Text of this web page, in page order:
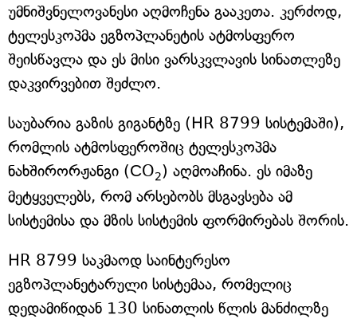
უმნიშვნელოვანესი აღმოჩენა გააკეთა. კერძოდ,
ტელესკოპმა ეგზოპლანეტის ატმოსფერო
შეისწავლა და ეს მისი ვარსკვლავის სინათლეზე
დაკვირვებით შეძლო.
საუბარია გაზის გიგანტზე (HR 8799 სისტემაში),
რომლის ატმოსფეროშიც ტელესკოპმა
ნახშირორჟანგი (СO2) აღმოაჩინა. ეს იმაზე
მეტყველებს, რომ არსებობს მსგავსება ამ
სისტემისა და მზის სისტემის ფორმირებას შორის.
HR 8799 საკმაოდ საინტერესო
ეგზოპლანეტარული სისტემაა, რომელიც
დედამიწიდან 130 სინათლის წლის მანძილზე